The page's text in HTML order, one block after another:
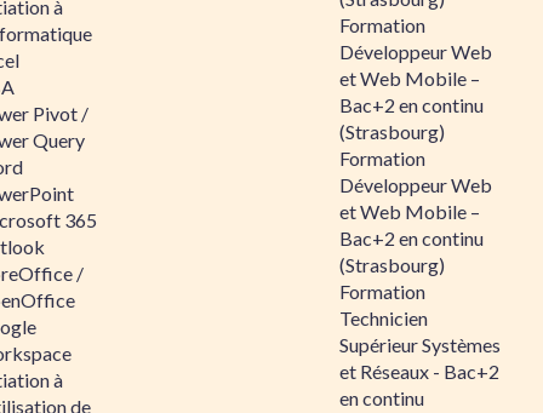
à
Pivot /
Query
365
/
à
de
Formation
Développeur Web
et Web Mobile –
Bac+2 en continu
(Strasbourg)
Formation
Développeur Web
et Web Mobile –
Bac+2 en continu
(Strasbourg)
Formation
Technicien
Supérieur Systèmes
et Réseaux - Bac+2
en continu